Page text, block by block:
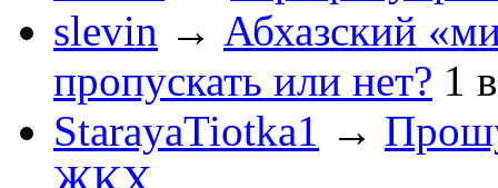
slevin → Абхазский
пропускать или нет? 1
StarayaTiotka1 →